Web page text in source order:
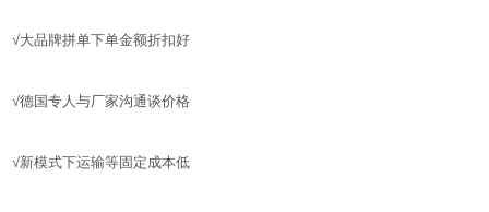
√大品牌拼单下单金额折扣好
√德国专人与厂家沟通谈价格
√新模式下运输等固定成本低